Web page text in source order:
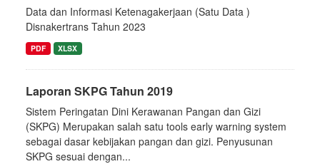
Data dan Informasi Ketenagakerjaan (Satu Data )
Disnakertrans Tahun 2023
PDF XLSX
Laporan SKPG Tahun 2019
Sistem Peringatan Dini Kerawanan Pangan dan Gizi
(SKPG) Merupakan salah satu tools early warning system
sebagai dasar kebijakan pangan dan gizi. Penyusunan
SKPG sesuai dengan...